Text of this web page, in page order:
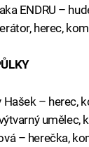
ENDRU –
herec,
Hašek – herec,
umělec,
– herečka,